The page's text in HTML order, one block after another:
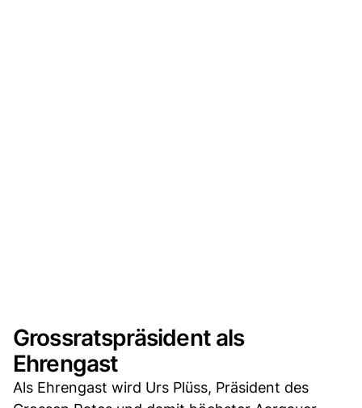
Grossratspräsident als
Ehrengast
Als Ehrengast wird Urs Plüss, Präsident des